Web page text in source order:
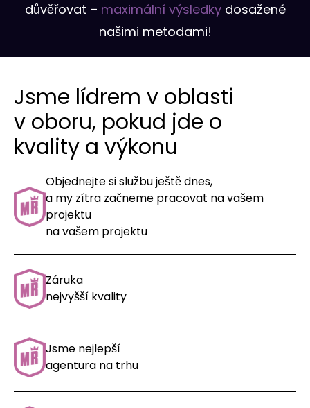
důvěřovat – maximální výsledky dosažené
našimi metodami!
Jsme lídrem v oblasti
v oboru, pokud jde o
kvality a výkonu
Objednejte si službu ještě dnes,
a my zítra začneme pracovat na vašem
projektu
na vašem projektu
Záruka
nejvyšší kvality
Jsme nejlepší
agentura na trhu